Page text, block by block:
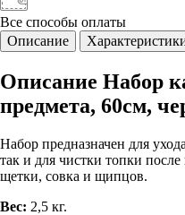
Все способы оплаты
Описание
Описание Набор
предмета, 60см,
Набор предназначен для
так и для чистки топки
щетки, совка и щипцов.
Вес: 2,5 кг.